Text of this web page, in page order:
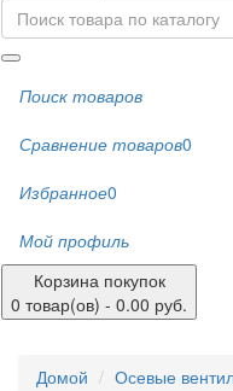
Поиск товаров
Сравнение товаров0
Избранное0
Мой профиль
Корзина покупок
0 товар(ов) - 0.00 руб.
Домой Осевые